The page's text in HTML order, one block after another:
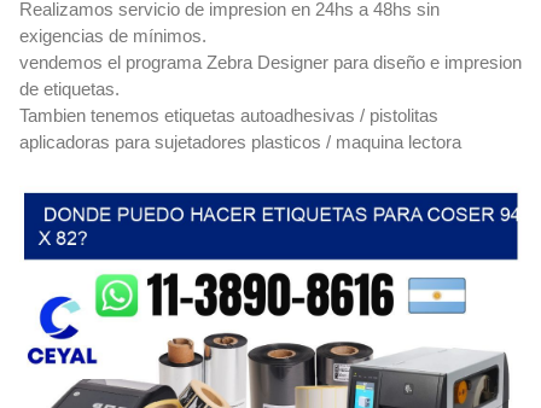
Realizamos servicio de impresion en 24hs a 48hs sin
exigencias de mínimos.
vendemos el programa Zebra Designer para diseño e impresion
de etiquetas.
Tambien tenemos etiquetas autoadhesivas / pistolitas
aplicadoras para sujetadores plasticos / maquina lectora